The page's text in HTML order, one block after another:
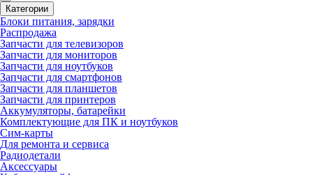
Категории
Блоки питания, зарядки
Распродажа
Запчасти для телевизоров
Запчасти для мониторов
Запчасти для ноутбуков
Запчасти для смартфонов
Запчасти для планшетов
Запчасти для принтеров
Аккумуляторы, батарейки
Комплектующие для ПК и ноутбуков
Сим-карты
Для ремонта и сервиса
Радиодетали
Аксессуары